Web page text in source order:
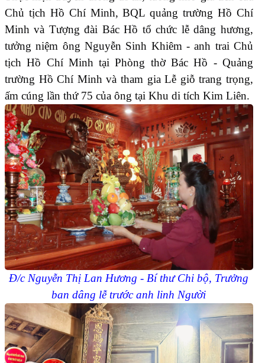
Chủ tịch Hồ Chí Minh, BQL quảng trường Hồ Chí
Minh và Tượng đài Bác Hồ tổ chức lễ dâng hương,
tưởng niệm ông Nguyễn Sinh Khiêm - anh trai Chủ
tịch Hồ Chí Minh tại Phòng thờ Bác Hồ - Quảng
trường Hồ Chí Minh và tham gia Lễ giỗ trang trọng,
ấm cúng lần thứ 75 của ông tại Khu di tích Kim Liên.
Đ/c Nguyễn Thị Lan Hương - Bí thư Chi bộ, Trưởng
ban dâng lễ trước anh linh Người